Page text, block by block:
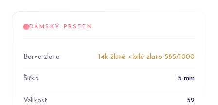
DÁMSKÝ PRSTEN
Barva zlata 14k žluté + bílé zlato 585/1000
Šířka 5 mm
Velikost 52